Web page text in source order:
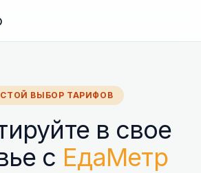
ВЫБОР ТАРИФОВ
в свое
с ЕдаМетр